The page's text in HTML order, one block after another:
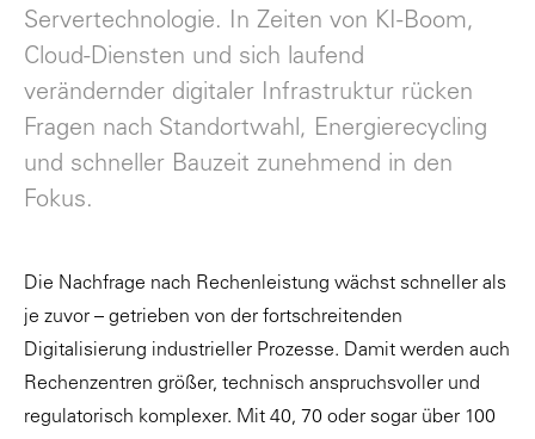
Servertechnologie. In Zeiten von KI-Boom,
Cloud-Diensten und sich laufend
verändernder digitaler Infrastruktur rücken
Fragen nach Standortwahl, Energierecycling
und schneller Bauzeit zunehmend in den
Fokus.
Die Nachfrage nach Rechenleistung wächst schneller als
je zuvor – getrieben von der fortschreitenden
Digitalisierung industrieller Prozesse. Damit werden auch
Rechenzentren größer, technisch anspruchsvoller und
regulatorisch komplexer. Mit 40, 70 oder sogar über 100